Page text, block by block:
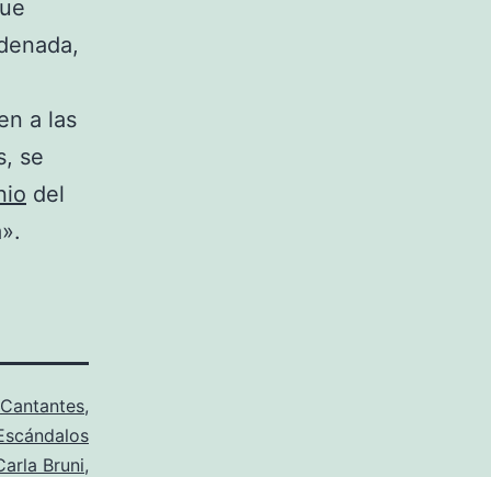
a las
se
del
Cantantes,
Bruni,